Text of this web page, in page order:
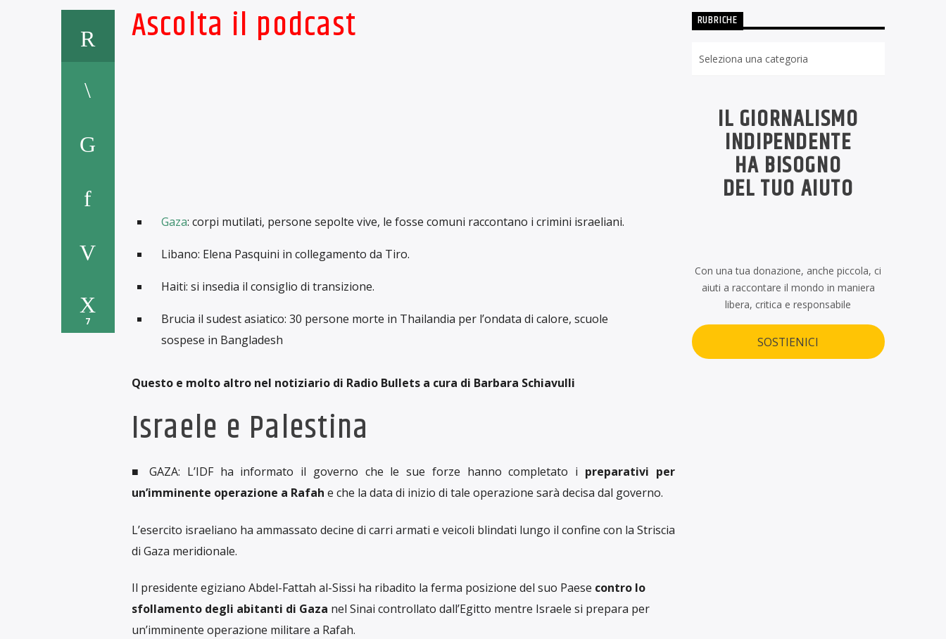
7
Ascolta il podcast
Gaza: corpi mutilati, persone sepolte vive, le fosse comuni raccontano i crimini israeliani.
Libano: Elena Pasquini in collegamento da Tiro.
Haiti: si insedia il consiglio di transizione.
Brucia il sudest asiatico: 30 persone morte in Thailandia per l’ondata di calore, scuole
sospese in Bangladesh
Questo e molto altro nel notiziario di Radio Bullets a cura di Barbara Schiavulli
Israele e Palestina
■ GAZA: L’IDF ha informato il governo che le sue forze hanno completato i preparativi per
un’imminente operazione a Rafah e che la data di inizio di tale operazione sarà decisa dal governo.
L’esercito israeliano ha ammassato decine di carri armati e veicoli blindati lungo il confine con la Striscia
di Gaza meridionale.
Il presidente egiziano Abdel-Fattah al-Sissi ha ribadito la ferma posizione del suo Paese contro lo
sfollamento degli abitanti di Gaza nel Sinai controllato dall’Egitto mentre Israele si prepara per
un’imminente operazione militare a Rafah.
RUBRICHE
IL GIORNALISMO
INDIPENDENTE
HA BISOGNO
DEL TUO AIUTO
Con una tua donazione, anche piccola, ci
aiuti a raccontare il mondo in maniera
libera, critica e responsabile
SOSTIENICI